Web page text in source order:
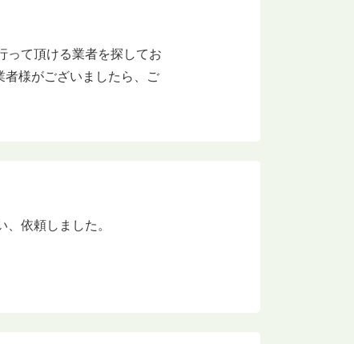
って頂ける業者を探してお
者様がございましたら、ご
依頼しました。